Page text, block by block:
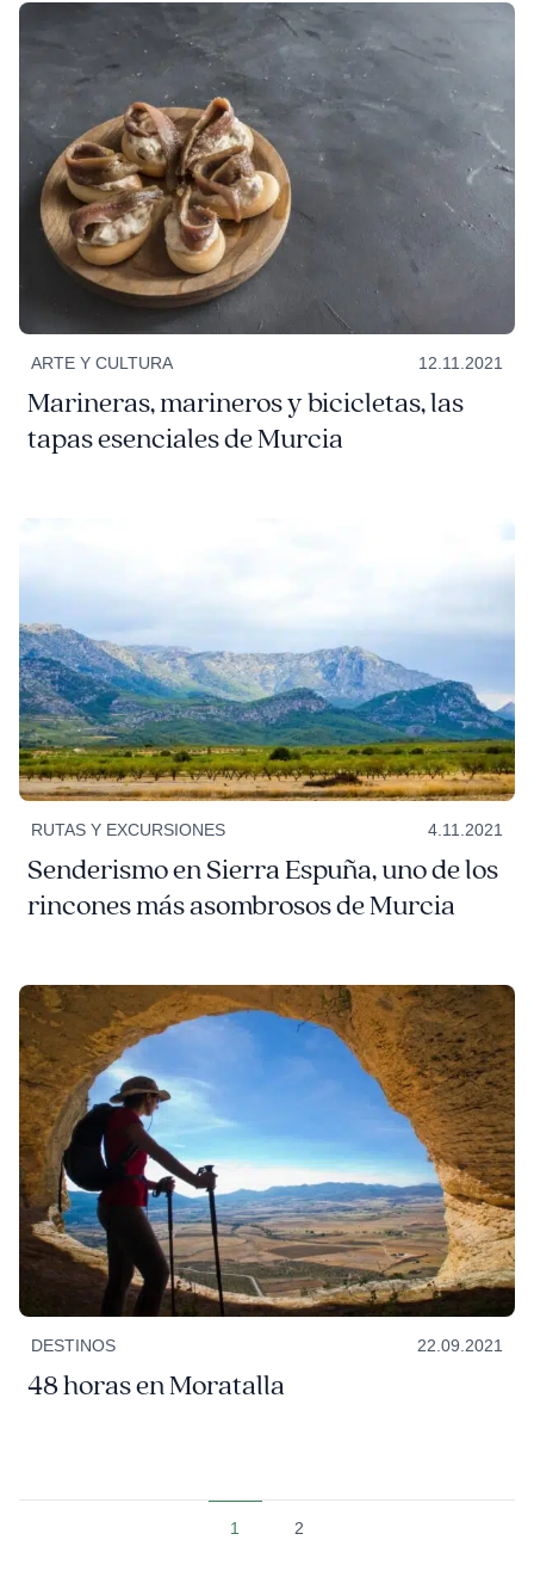
ARTE Y CULTURA 12.11.2021
Marineras, marineros y bicicletas, las
tapas esenciales de Murcia
RUTAS Y EXCURSIONES 4.11.2021
Senderismo en Sierra Espuña, uno de los
rincones más asombrosos de Murcia
DESTINOS 22.09.2021
48 horas en Moratalla
1 2